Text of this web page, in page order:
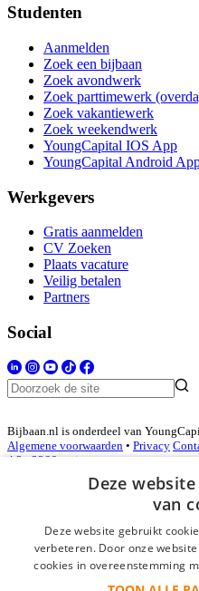
Studenten
Aanmelden
Zoek een bijbaan
Zoek avondwerk
Zoek parttimewerk
Zoek vakantiewerk
Zoek weekendwerk
YoungCapital IOS App
YoungCapital Android
Werkgevers
Gratis aanmelden
CV Zoeken
Plaats vacature
Veilig betalen
Partners
Social
Bijbaan.nl is onderdeel van
Algemene voorwaarden • Privacy
4.3 - 3366 reviews
Inloggen als bedrijf
*
Deze
van
Deze website gebruikt
verbeteren. Door onze
cookies in overeenstemming